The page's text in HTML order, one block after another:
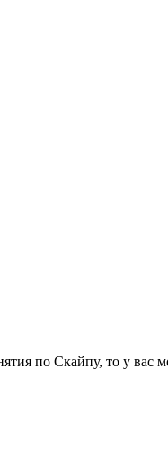
по Скайпу, то у